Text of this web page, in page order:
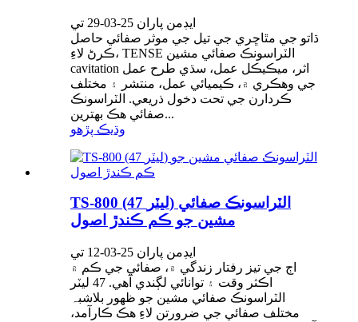
ايڊمن پاران 25-03-29 تي
ڌاتو جي مٿاڇري جي تيل جي موثر صفائي حاصل
ڪرڻ لاءِ، TENSE الٽراسونڪ صفائي مشين
cavitation اثر، ميڪيڪل عمل، سڌي طرح عمل
جي وهڪري ۾، ڪيميائي عمل، منتشر ۽ مختلف
ڪردارن جي تحت دخول ذريعي. الٽراسونڪ
صفائي هڪ بهترين...
وڌيڪ پڙهو
TS-800 (47 ليٽر) الٽراسونڪ صفائي
مشين جو ڪم ڪندڙ اصول
ايڊمن پاران 25-03-12 تي
اڄ جي تيز رفتار زندگي ۾، صفائي جي ڪم ۾
اڪثر وقت ۽ توانائي لڳندي آهي. 47 ليٽر
الٽراسونڪ صفائي مشين جو ظهور بلاشبہ
مختلف صفائي جي ضرورتن لاءِ هڪ ڪارآمد،